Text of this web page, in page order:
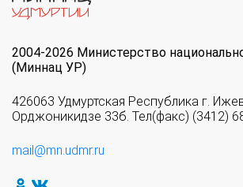
2004-2026 Министерство
(Миннац УР)
426063 Удмуртская Республика г.
Орджоникидзе 33б. Тел(факс) (3412)
mail@mn.udmr.ru